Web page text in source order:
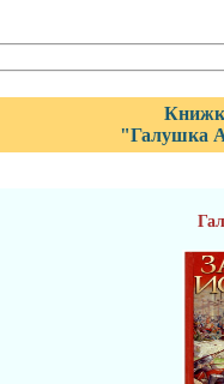
"Галушка